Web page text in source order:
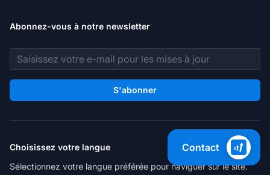
Abonnez-vous à notre newsletter
Adresse e-mail
S'abonner
Choisissez votre langue
Sélectionnez votre langue préférée pour naviguer sur le site.
Contact